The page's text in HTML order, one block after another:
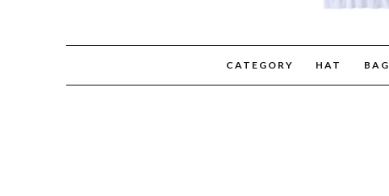
CATEGORY HAT BAG